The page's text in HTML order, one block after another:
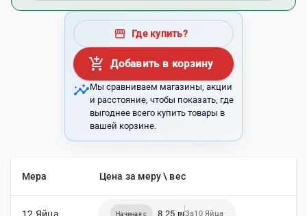
storefront Где купить?
add_shopping_cart Добавить в корзину
insightsМы сравниваем магазины, акции
и расстояние, чтобы показать, где
выгоднее всего купить товары в
вашей корзине.
Мера Цена за меру \ вес
Начиная с 8,25 ₪За10 Яйца